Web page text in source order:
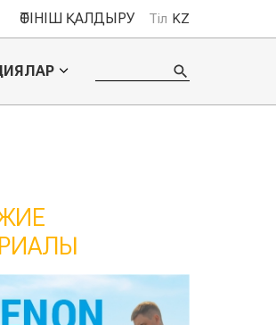
ӨТІНІШ ҚАЛДЫРУ Тіл KZ